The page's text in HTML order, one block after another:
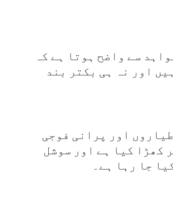
سے واضح ہوتا ہے کہ
اور نہ ہی بکتر بند
اور پرانی فوجی
کھڑا کیا ہے اور سوشل
جا رہا ہے۔